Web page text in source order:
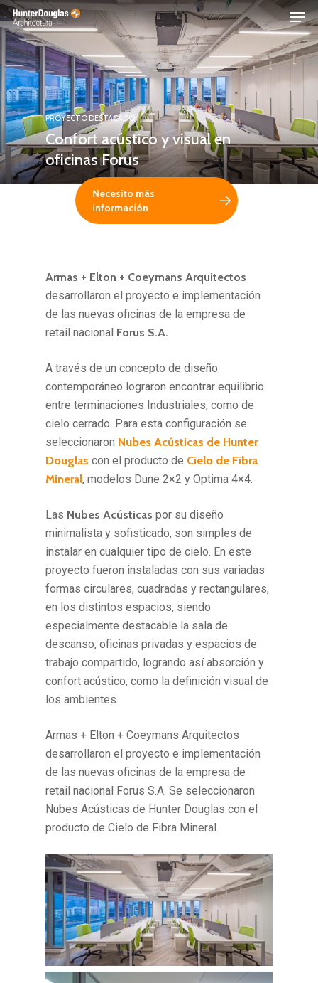
Skip
to
main
content
PROYECTO DESTACADO
Confort acústico y visual en
oficinas Forus
Necesito más
información
Armas + Elton + Coeymans Arquitectos
desarrollaron el proyecto e implementación
de las nuevas oficinas de la empresa de
retail nacional Forus S.A.
A través de un concepto de diseño
contemporáneo lograron encontrar equilibrio
entre terminaciones Industriales, como de
cielo cerrado. Para esta configuración se
seleccionaron Nubes Acústicas de Hunter
Douglascon el producto de Cielo de Fibra
Mineral, modelos Dune 2×2 y Optima 4×4.
Las Nubes Acústicas por su diseño
minimalista y sofisticado, son simples de
instalar en cualquier tipo de cielo. En este
proyecto fueron instaladas con sus variadas
formas circulares, cuadradas y rectangulares,
en los distintos espacios, siendo
especialmente destacable la sala de
descanso, oficinas privadas y espacios de
trabajo compartido, logrando así absorción y
confort acústico, como la definición visual de
los ambientes.
Armas + Elton + Coeymans Arquitectos
desarrollaron el proyecto e implementación
de las nuevas oficinas de la empresa de
retail nacional Forus S.A. Se seleccionaron
Nubes Acústicas de Hunter Douglas con el
producto de Cielo de Fibra Mineral.
Menu